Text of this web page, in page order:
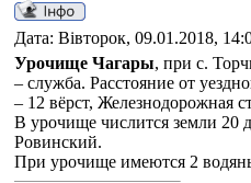
Дата: Вівторок, 09.01.2018,
Урочище Чагары, при с.
– служба. Расстояние от
– 12 вёрст, Железнодорожная
В урочище числится земли 20
Ровинский.
При урочище имеются 2